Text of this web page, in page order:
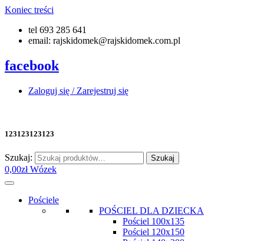
Koniec treści
tel 693 285 641
email: rajskidomek@rajskidomek.com.pl
facebook
Zaloguj się / Zarejestruj się
123123123123
Szukaj: Szukaj
0,00zł Wózek
Pościele
POŚCIEL DLA DZIECKA
Pościel 100x135
Pościel 120x150